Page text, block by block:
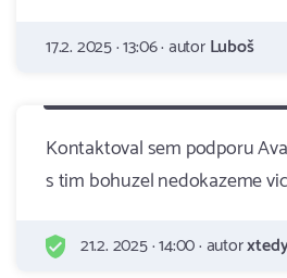
17.2. 2025 · 13:06 · autorLuboš
Kontaktoval sem podporu
s tim bohuzel nedokazeme
21.2. 2025 · 14:00 · autor